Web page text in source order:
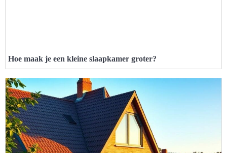
Hoe maak je een kleine slaapkamer groter?